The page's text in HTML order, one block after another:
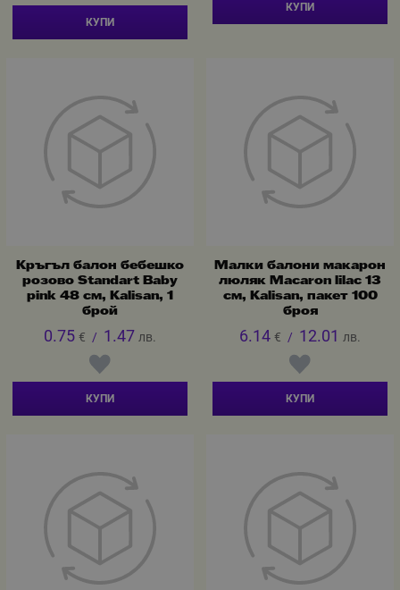
КУПИ
КУПИ
Кръгъл балон бебешко
розово Standart Baby
pink 48 см, Kalisan, 1
брой
0.75 € / 1.47 лв.
КУПИ
Малки балони макарон
люляк Macaron lilac 13
см, Kalisan, пакет 100
броя
6.14 € / 12.01 лв.
КУПИ